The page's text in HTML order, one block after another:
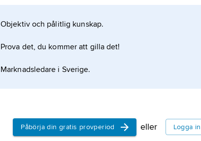
Objektiv och pålitlig kunskap.
Prova det, du kommer att gilla det!
Marknadsledare i Sverige.
Påbörja din gratis provperiod eller Logga in